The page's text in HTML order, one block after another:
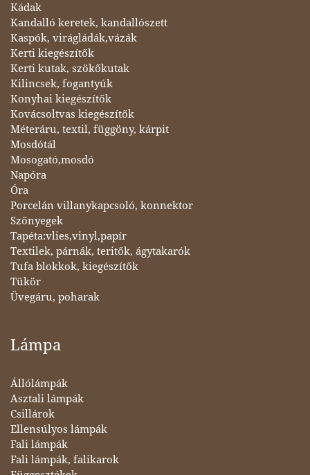
Kádak
Kandalló keretek, kandallószett
Kaspók, virágládák,vázák
Kerti kiegészítők
Kerti kutak, szökőkutak
Kilincsek, fogantyúk
Konyhai kiegészítők
Kovácsoltvas kiegészítők
Méteráru, textil, függöny, kárpit
Mosdótál
Mosogató,mosdó
Napóra
Óra
Porcelán villanykapcsoló, konnektor
Szőnyegek
Tapéta:vlies,vinyl,papír
Textilek, párnák, teritők, ágytakarók
Tufa blokkok, kiegészítők
Tükör
Üvegáru, poharak
Lámpa
Állólámpák
Asztali lámpák
Csillárok
Ellensúlyos lámpák
Fali lámpák
Fali lámpák, falikarok